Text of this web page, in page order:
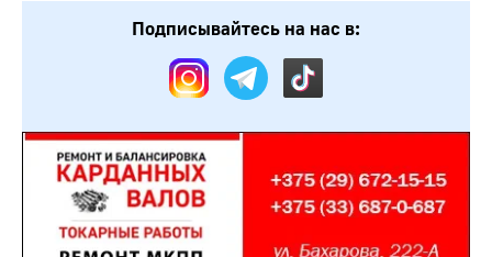
Подписывайтесь на нас в: